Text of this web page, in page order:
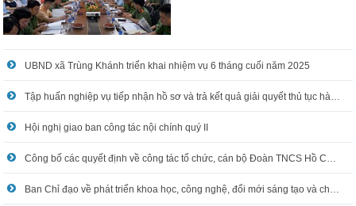
UBND xã Trùng Khánh triển khai nhiệm vụ 6 tháng cuối năm 2025
Hội nghị giao ban công tác nội chính quý II